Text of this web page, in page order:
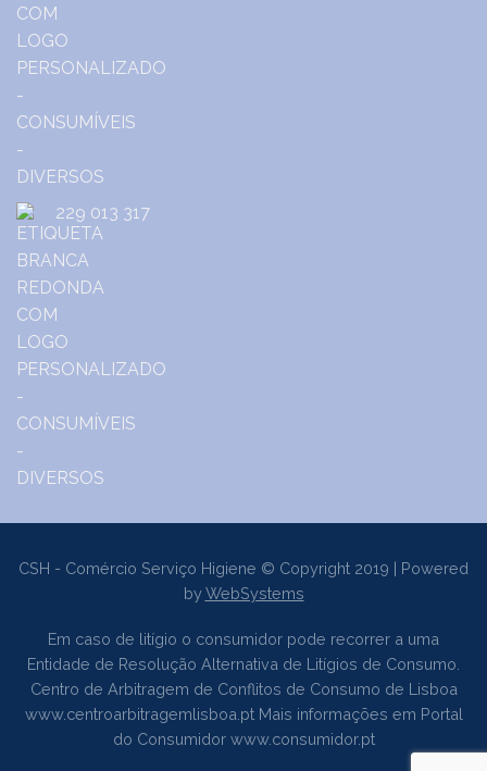
229 013 317
CSH - Comércio Serviço Higiene © Copyright 2019 | Powered
byWebSystems
Em caso de litígio o consumidor pode recorrer a uma
Entidade de Resolução Alternativa de Litígios de Consumo.
Centro de Arbitragem de Conflitos de Consumo de Lisboa
www.centroarbitragemlisboa.ptMais informações em Portal
do Consumidor www.consumidor.pt